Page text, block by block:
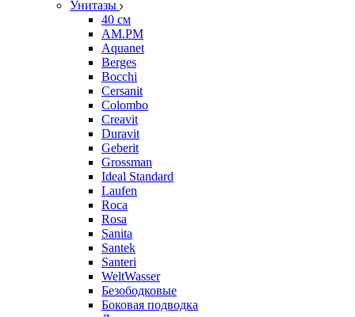
Унитазы
40 см
AM.PM
Aquanet
Berges
Bocchi
Cersanit
Colombo
Creavit
Duravit
Geberit
Grossman
Ideal Standard
Laufen
Roca
Rosa
Sanita
Santek
Santeri
WeltWasser
Безободковые
Боковая подводка